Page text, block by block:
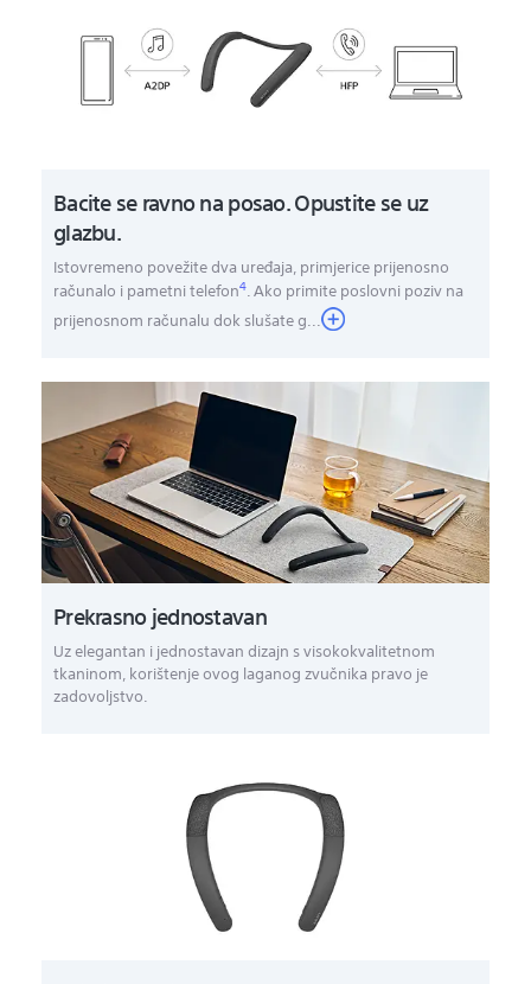
Bacite se ravno na posao. Opustite se uz
glazbu.
Istovremeno povežite dva uređaja, primjerice prijenosno
računalo i pametni telefon4. Ako primite poslovni poziv na
prijenosnom računalu dok slušate g...
Prekrasno jednostavan
Uz elegantan i jednostavan dizajn s visokokvalitetnom
tkaninom, korištenje ovog laganog zvučnika pravo je
zadovoljstvo.